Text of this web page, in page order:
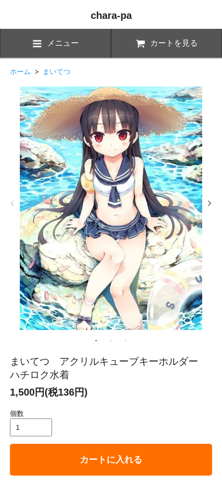
chara-pa
メニュー カートを見る
ホーム > まいてつ
まいてつ アクリルキューブキーホルダー
ハチロク水着
1,500円(税136円)
個数
カートに入れる